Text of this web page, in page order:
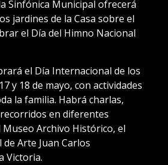
Sinfónica Municipal ofrecerá
jardines de la Casa sobre el
el Día del Himno Nacional
el Día Internacional de los
y 18 de mayo, con actividades
la familia. Habrá charlas,
en diferentes
Museo Archivo Histórico, el
Arte Juan Carlos
Victoria.